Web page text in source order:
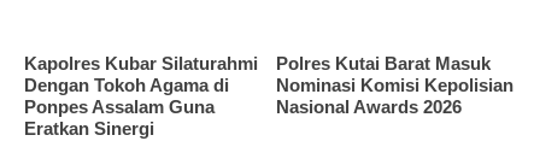
Kapolres Kubar Silaturahmi
Dengan Tokoh Agama di
Ponpes Assalam Guna
Eratkan Sinergi
Polres Kutai Barat Masuk
Nominasi Komisi Kepolisian
Nasional Awards 2026